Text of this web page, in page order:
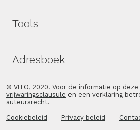
Tools
Adresboek
© VITO, 2020. Voor de informatie op
vrijwaringsclausule en een verklaring
auteursrecht.
Cookiebeleid Privacy beleid